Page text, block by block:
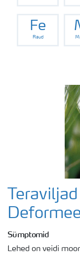
Fe
Raud
Sümptomid
Lehed on veidi